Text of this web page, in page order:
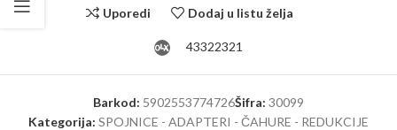
Uporedi Dodaj u listu želja
43322321
Barkod: 5902553774726Šifra: 30099
Kategorija: SPOJNICE - ADAPTERI - ČAHURE - REDUKCIJE